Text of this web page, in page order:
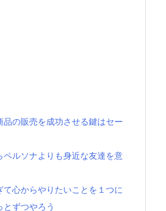
の販売を成功させる鍵はセー
ペルソナよりも身近な友達を意
心からやりたいことを１つに
ずつやろう